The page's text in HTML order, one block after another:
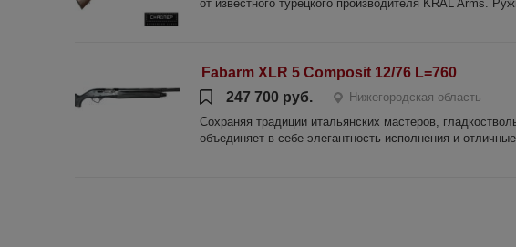
от известного турецкого производителя KRAL Arms.
Fabarm XLR 5 Composit 12/76 L=760
247 700 руб.
Нижегородская область
Сохраняя традиции итальянских мастеров,
объединяет в себе элегантность исполнения и